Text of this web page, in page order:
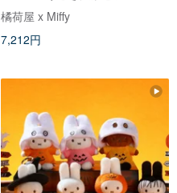
ブルーのドレス
橘荷屋 x Miffy
7,212円